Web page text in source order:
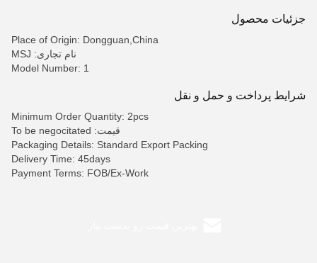
جزئیات محصول
Place of Origin: Dongguan,China
نام تجاری: MSJ
Model Number: 1
شرایط پرداخت و حمل و نقل
Minimum Order Quantity: 2pcs
قیمت: To be negocitated
Packaging Details: Standard Export Packing
Delivery Time: 45days
Payment Terms: FOB/Ex-Work